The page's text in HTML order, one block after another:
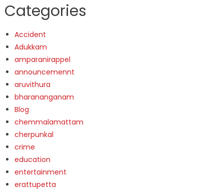
Categories
Accident
Adukkam
amparanirappel
announcemennt
aruvithura
bharananganam
Blog
chemmalamattam
cherpunkal
crime
education
entertainment
erattupetta